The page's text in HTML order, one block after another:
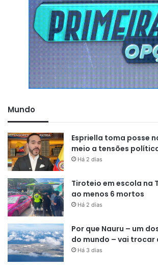
Mundo
Espriella toma posse
meio a tensões
Há 2 dias
Tiroteio em escola na
ao menos 6 mortos
Há 2 dias
Por que Nauru – um
do mundo – vai trocar
Há 3 dias